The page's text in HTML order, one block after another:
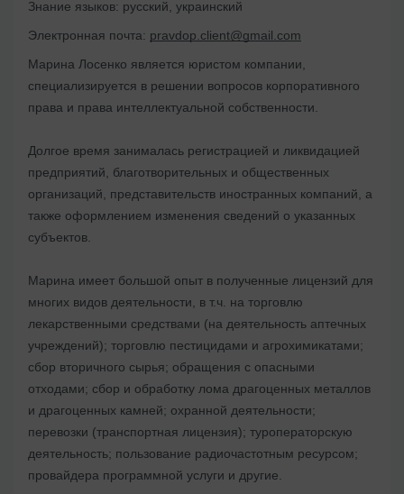
Знание языков: русский, украинский
Электронная почта: pravdop.client@gmail.com
Марина Лосенко является юристом компании,
специализируется в решении вопросов корпоративного
права и права интеллектуальной собственности.
Долгое время занималась регистрацией и ликвидацией
предприятий, благотворительных и общественных
организаций, представительств иностранных компаний, а
также оформлением изменения сведений о указанных
субъектов.
Марина имеет большой опыт в полученные лицензий для
многих видов деятельности, в т.ч. на торговлю
лекарственными средствами (на деятельность аптечных
учреждений); торговлю пестицидами и агрохимикатами;
сбор вторичного сырья; обращения с опасными
отходами; сбор и обработку лома драгоценных металлов
и драгоценных камней; охранной деятельности;
перевозки (транспортная лицензия); туроператорскую
деятельность; пользование радиочастотным ресурсом;
провайдера программной услуги и другие.